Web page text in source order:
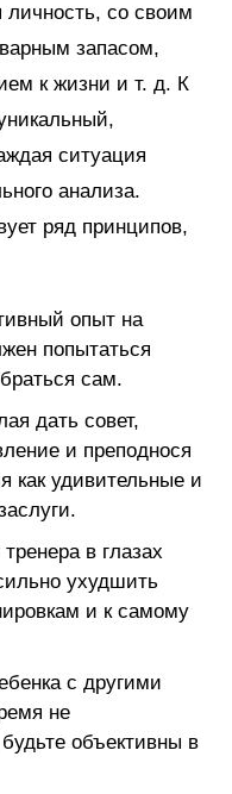
личность, со своим
запасом,
к жизни и т. д. К
ситуация
анализа.
ряд принципов,
опыт на
попытаться
сам.
дать совет,
и преподнося
как удивительные и
в глазах
ухудшить
и к самому
с другими
не
объективны в